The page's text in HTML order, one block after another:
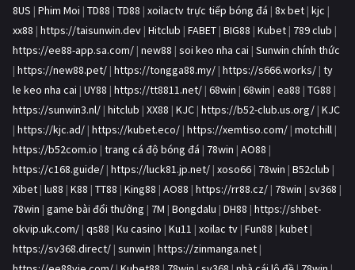
8US | Phim Moi | TD88 | TD88 | xoilactv trực tiếp bóng đá | 8x bet | kjc |
xx88 | https://taisunwin.dev | Hitclub | FABET | BIG88 | Kubet | 789 club |
https://ee88-app.sa.com/ | new88 | soi keo nha cai | Sunwin chính thức
| https://new88.pet/ | https://tongga88.my/ | https://s666.works/ | ty
le keo nha cai | UY88 | https://tt8811.net/ | 68win | 68win | ea88 | TG88 |
https://sunwin3.nl/ | hitclub | XX88 | KJC | https://b52-club.us.org/ | KJC
| https://kjc.ad/ | https://kubet.eco/ | https://xemtiso.com/ | motchill |
https://b52com.io | trang cá độ bóng đá | 78win | AO88 |
https://c168.guide/ | https://luck81.jp.net/ | xoso66 | 78win | B52club |
Xibet | lu88 | K88 | TT88 | King88 | AO88 | https://rr88.cz/ | 78win | sv368 |
78win | game bài đổi thưởng | 7M | Bongdalu | DH88 | https://shbet-
okvip.uk.com/ | qs88 | Ku casino | Ku11 | xoilac tv | Fun88 | kubet |
https://sv368.direct/ | sunwin | https://zinmanga.net |